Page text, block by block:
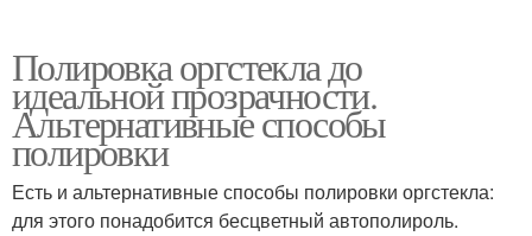
Полировка оргстекла до
идеальной прозрачности.
Альтернативные способы
полировки
Есть и альтернативные способы полировки оргстекла:
для этого понадобится бесцветный автополироль.